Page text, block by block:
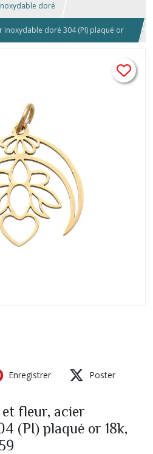
doré
inoxydable doré 304 (PI) plaqué or
Enregistrer Poster
fleur, acier
(PI) plaqué or 18k,